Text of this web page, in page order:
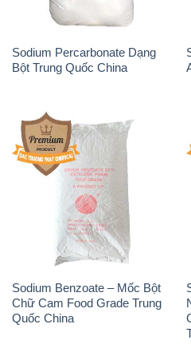
Sodium Percarbonate Dạng
Bột Trung Quốc China
Sodium Benzoate – Mốc Bột
Chữ Cam Food Grade Trung
Quốc China